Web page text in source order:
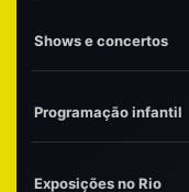
Shows e concertos
Programação infantil
Exposições no Rio